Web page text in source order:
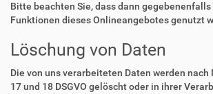
Bitte beachten Sie, dass dann
Funktionen dieses Onlineangebotes genutzt
Löschung von Daten
Die von uns verarbeiteten Daten werden nach
17 und 18 DSGVO gelöscht oder in ihrer